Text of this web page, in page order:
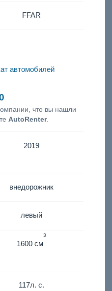
FFAR
автомобилей
что вы нашли
AutoRenter.
2019
внедорожник
левый
1600 см
3
117л. с.